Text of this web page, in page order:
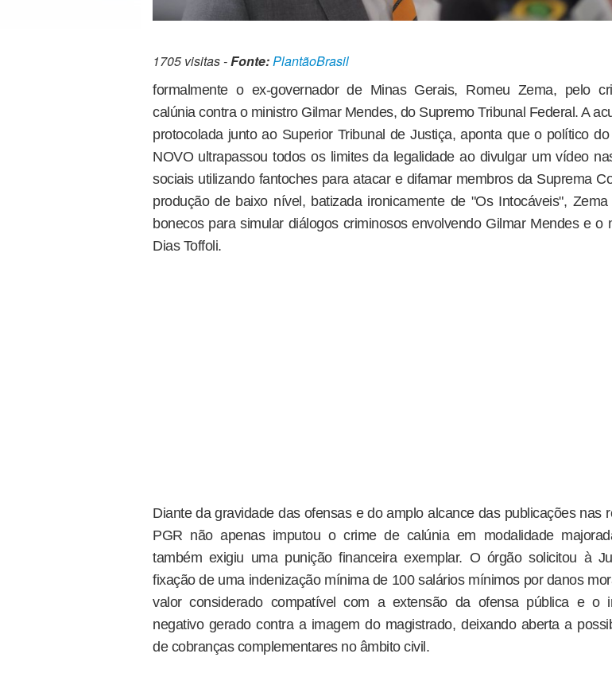
1705 visitas -Fonte:PlantãoBrasil
formalmente o ex-governador de Minas Gerais, Romeu Zema, pelo
calúnia contra o ministro Gilmar Mendes, do Supremo Tribunal Federal. A
protocolada junto ao Superior Tribunal de Justiça, aponta que o político
NOVO ultrapassou todos os limites da legalidade ao divulgar um vídeo
sociais utilizando fantoches para atacar e difamar membros da Suprema
produção de baixo nível, batizada ironicamente de "Os Intocáveis", Zema
bonecos para simular diálogos criminosos envolvendo Gilmar Mendes e o
Dias Toffoli.
Diante da gravidade das ofensas e do amplo alcance das publicações nas
PGR não apenas imputou o crime de calúnia em modalidade
também exigiu uma punição financeira exemplar. O órgão solicitou à
fixação de uma indenização mínima de 100 salários mínimos por danos
valor considerado compatível com a extensão da ofensa pública e o
negativo gerado contra a imagem do magistrado, deixando aberta a
de cobranças complementares no âmbito civil.